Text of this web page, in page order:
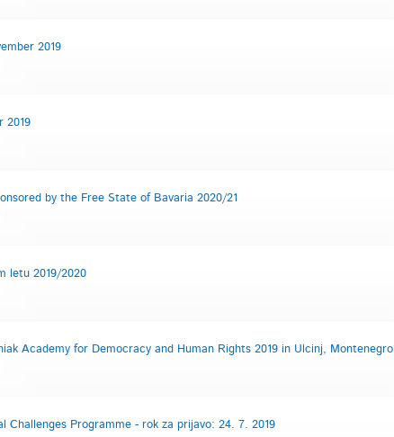
2019
2019
by the Free State of Bavaria 2020/21
letu 2019/2020
Academy for Democracy and Human Rights 2019 in Ulcinj, Montenegro
Challenges Programme - rok za prijavo: 24. 7. 2019